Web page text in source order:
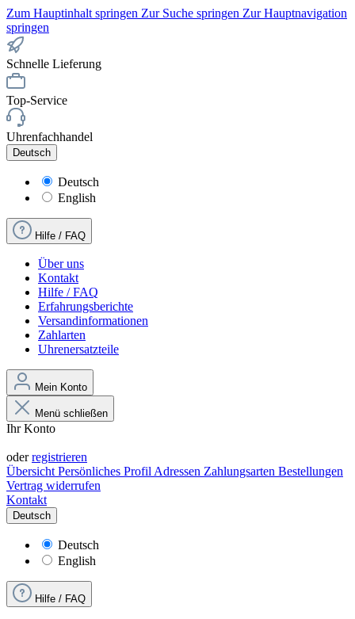
Zum Hauptinhalt springen Zur Suche springen Zur Hauptnavigation
springen
Schnelle Lieferung
Top-Service
Uhrenfachhandel
Deutsch
Deutsch
English
Hilfe / FAQ
Über uns
Kontakt
Hilfe / FAQ
Erfahrungsberichte
Versandinformationen
Zahlarten
Uhrenersatzteile
Mein Konto
Menü schließen
Ihr Konto
oderregistrieren
Übersicht Persönliches Profil Adressen Zahlungsarten Bestellungen
Vertrag widerrufen
Kontakt
Deutsch
Deutsch
English
Hilfe / FAQ